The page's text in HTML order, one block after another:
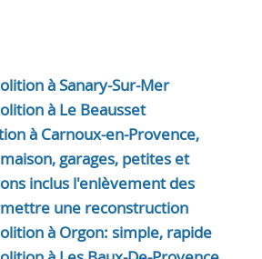
à Sanary-Sur-Mer
à Le Beausset
à Carnoux-en-Provence,
garages, petites et
inclus l'enlèvement des
une reconstruction
à Orgon: simple, rapide